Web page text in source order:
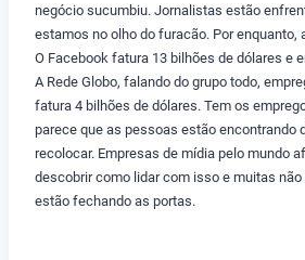
negócio sucumbiu. Jornalistas estão
estamos no olho do furacão. Por enquanto,
O Facebook fatura 13 bilhões de dólares e
A Rede Globo, falando do grupo todo,
fatura 4 bilhões de dólares. Tem os
parece que as pessoas estão encontrando
recolocar. Empresas de mídia pelo mundo
descobrir como lidar com isso e muitas não
estão fechando as portas.